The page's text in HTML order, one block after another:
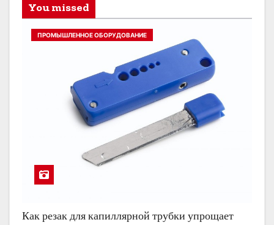
You missed
ПРОМЫШЛЕННОЕ ОБОРУДОВАНИЕ
Как резак для капиллярной трубки упрощает